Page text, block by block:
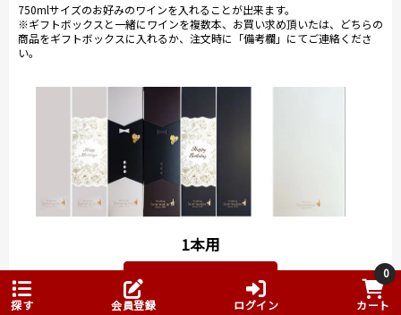
750mlサイズのお好みのワインを入れることが出来ます。
※ギフトボックスと一緒にワインを複数本、お買い求め頂いたは、どちらの
商品をギフトボックスに入れるか、注文時に「備考欄」にてご連絡くださ
い。
1本用
ご購入はこちら
探す 会員登録 ログイン
0
カート